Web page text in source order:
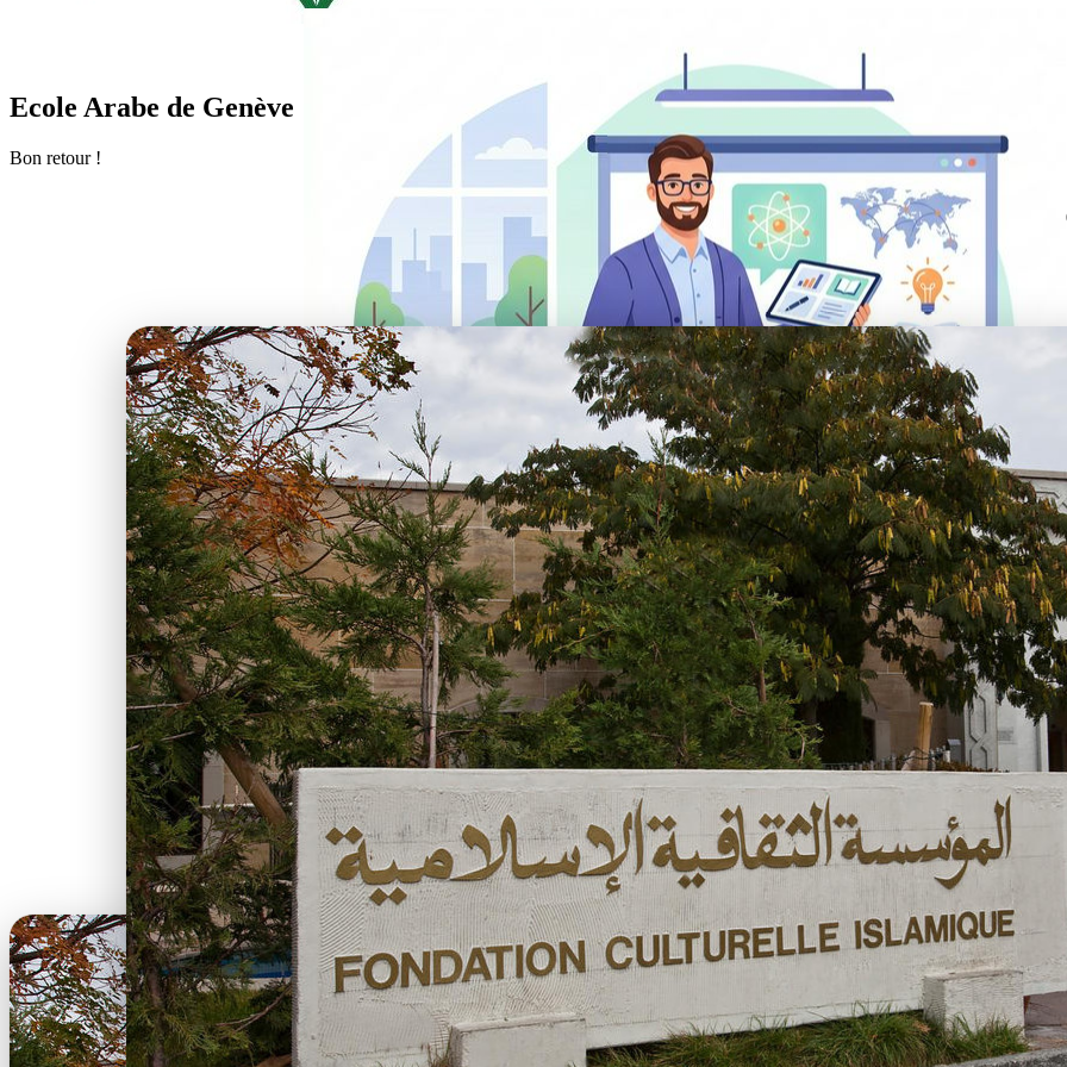
Les inscriptions et réinscriptions sont ouvertes pour l'année scolaire 2026/2027
Ecole Arabe de Genève
Bon retour !
Les inscriptions et réinscriptions sont ouvertes pour l'année scolaire 2026/